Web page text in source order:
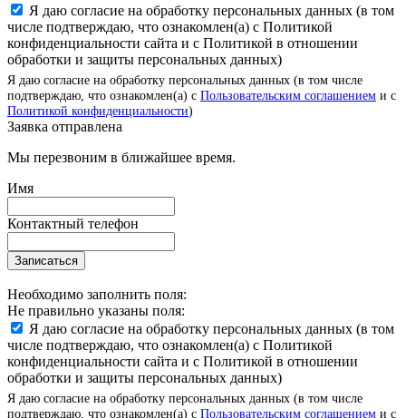
Я даю согласие на обработку персональных данных (в том
числе подтверждаю, что ознакомлен(а) с Политикой
конфиденциальности сайта и с Политикой в отношении
обработки и защиты персональных данных)
Я даю согласие на обработку персональных данных (в том числе
подтверждаю, что ознакомлен(а) с Пользовательским соглашением и с
Политикой конфиденциальности)
Заявка отправлена
Мы перезвоним в ближайшее время.
Имя
Контактный телефон
Записаться
Необходимо заполнить поля:
Не правильно указаны поля:
Я даю согласие на обработку персональных данных (в том
числе подтверждаю, что ознакомлен(а) с Политикой
конфиденциальности сайта и с Политикой в отношении
обработки и защиты персональных данных)
Я даю согласие на обработку персональных данных (в том числе
подтверждаю, что ознакомлен(а) с Пользовательским соглашением и с